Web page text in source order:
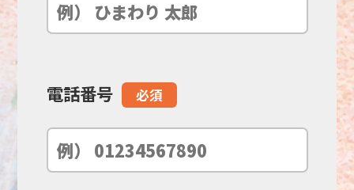
フ
ル
電話番号 必須